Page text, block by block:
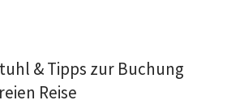
& Tipps zur Buchung
Reise